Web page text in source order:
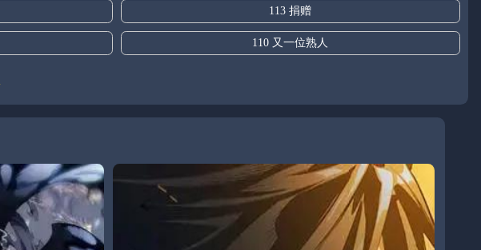
113 捐赠
110 又一位熟人